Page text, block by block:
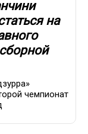
на
чемпионат